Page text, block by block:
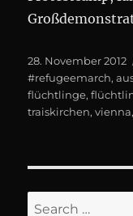
Posted
on
28. November 2012
#refugeemarch,
flüchtlinge,
traiskirchen,vienna
Search